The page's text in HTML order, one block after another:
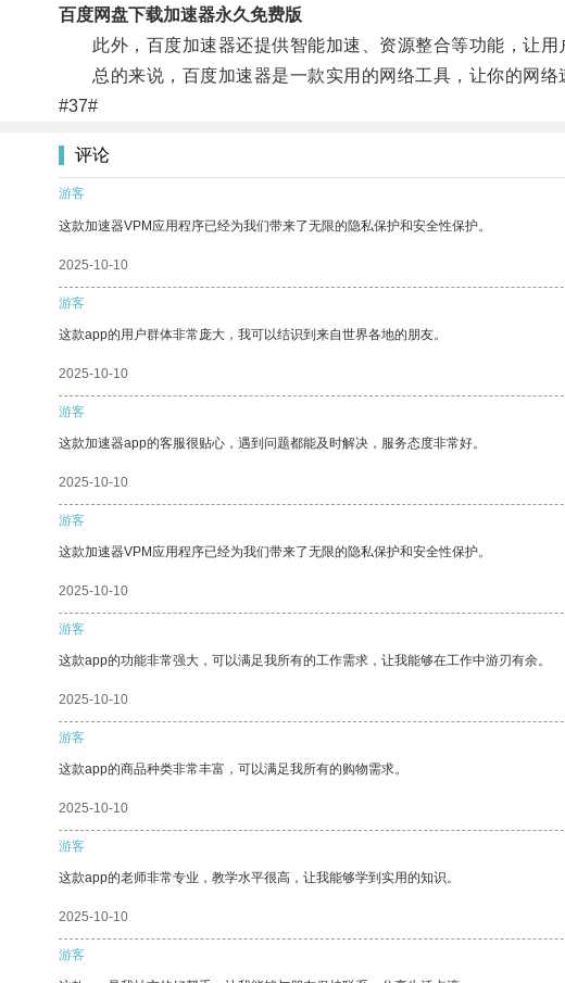
百度网盘下载加速器永久免费版
此外，百度加速器还提供智能加速、资源整合等功能，让用
总的来说，百度加速器是一款实用的网络工具，让你的网络
#37#
评论
游客
这款加速器VPM应用程序已经为我们带来了无限的隐私保护和安全性保护。
2025-10-10
游客
这款app的用户群体非常庞大，我可以结识到来自世界各地的朋友。
2025-10-10
游客
这款加速器app的客服很贴心，遇到问题都能及时解决，服务态度非常好。
2025-10-10
游客
这款加速器VPM应用程序已经为我们带来了无限的隐私保护和安全性保护。
2025-10-10
游客
这款app的功能非常强大，可以满足我所有的工作需求，让我能够在工作中游刃有余。
2025-10-10
游客
这款app的商品种类非常丰富，可以满足我所有的购物需求。
2025-10-10
游客
这款app的老师非常专业，教学水平很高，让我能够学到实用的知识。
2025-10-10
游客